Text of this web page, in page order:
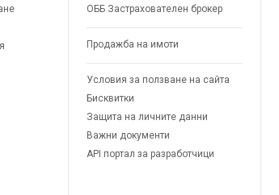
ОББ Застрахователен брокер
Продажба на имоти
Условия за ползване на сайта
Бисквитки
Защита на личните данни
Важни документи
API портал за разработчици